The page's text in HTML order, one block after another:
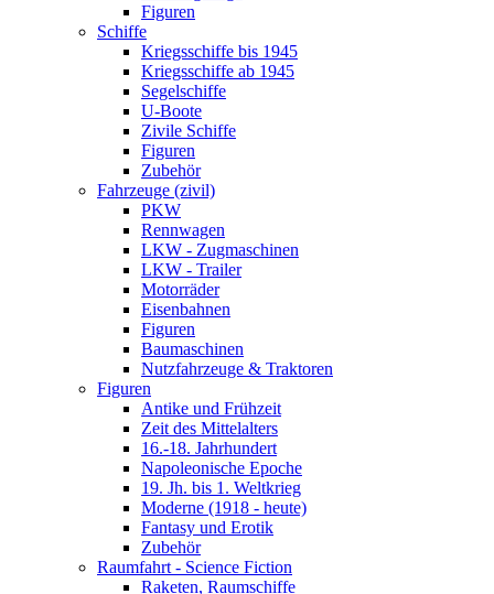
Figuren
Schiffe
Kriegsschiffe bis 1945
Kriegsschiffe ab 1945
Segelschiffe
U-Boote
Zivile Schiffe
Figuren
Zubehör
Fahrzeuge (zivil)
PKW
Rennwagen
LKW - Zugmaschinen
LKW - Trailer
Motorräder
Eisenbahnen
Figuren
Baumaschinen
Nutzfahrzeuge & Traktoren
Figuren
Antike und Frühzeit
Zeit des Mittelalters
16.-18. Jahrhundert
Napoleonische Epoche
19. Jh. bis 1. Weltkrieg
Moderne (1918 - heute)
Fantasy und Erotik
Zubehör
Raumfahrt - Science Fiction
Raketen, Raumschiffe